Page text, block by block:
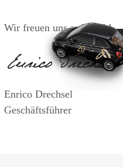
Wir freuen uns auf Euch!
Enrico Drechsel
Geschäftsführer